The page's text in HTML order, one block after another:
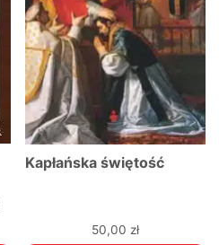
Kapłańska świętość
50,00 zł